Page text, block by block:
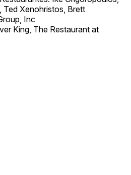
Ted Xenohristos, Brett
Inc
King, The Restaurant at